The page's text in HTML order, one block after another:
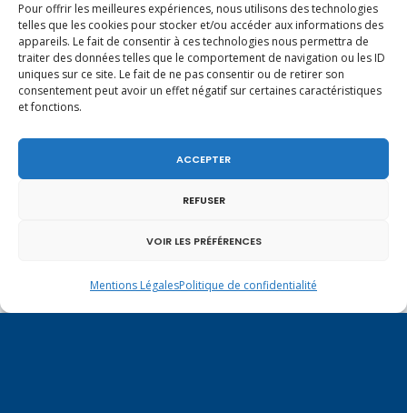
Pour offrir les meilleures expériences, nous utilisons des technologies
telles que les cookies pour stocker et/ou accéder aux informations des
appareils. Le fait de consentir à ces technologies nous permettra de
traiter des données telles que le comportement de navigation ou les ID
uniques sur ce site. Le fait de ne pas consentir ou de retirer son
consentement peut avoir un effet négatif sur certaines caractéristiques
et fonctions.
ACCEPTER
REFUSER
VOIR LES PRÉFÉRENCES
Mentions LégalesPolitique de confidentialité
juridiques de dialoguer et de négocier
avec les plateformes mondiales, tout en
les protégeant.
proposition sur ce sujet. Il y va de notre
responsabilité en tant que
soumis va donc dans le bon sens, et doit
Je m’étonne d’ailleurs de l’opposition en